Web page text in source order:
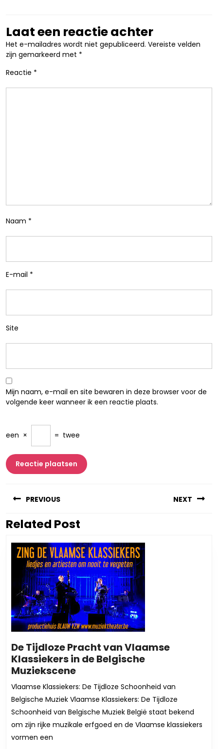
Laat een reactie achter
Het e-mailadres wordt niet gepubliceerd. Vereiste velden
zijn gemarkeerd met *
Reactie *
Naam *
E-mail *
Site
Mijn naam, e-mail en site bewaren in deze browser voor de
volgende keer wanneer ik een reactie plaats.
een × = twee
PREVIOUS
Vorig
NEXT
Related Post
De Tijdloze Pracht van Vlaamse
Klassiekers in de Belgische
MuzieksceneDe
Tijdloze
Pracht
van
Vlaamse
Klassiekers
Vlaamse Klassiekers: De Tijdloze Schoonheid van
Belgische Muziek Vlaamse Klassiekers: De Tijdloze
Schoonheid van Belgische Muziek België staat bekend
om zijn rijke muzikale erfgoed en de Vlaamse klassiekers
vormen een